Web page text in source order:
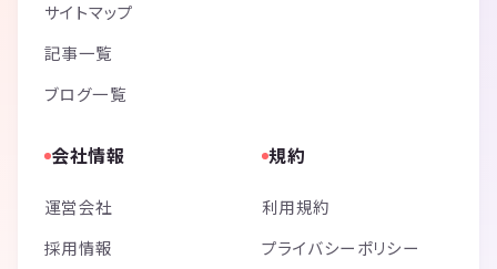
サイトマップ
記事一覧
ブログ一覧
会社情報
運営会社
採用情報
規約
利用規約
プライバシーポリシー